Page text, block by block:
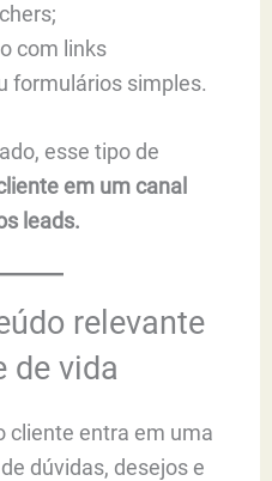
com links
formulários simples.
esse tipo de
em um canal
leads.
relevante
de vida
cliente entra em uma
dúvidas, desejos e